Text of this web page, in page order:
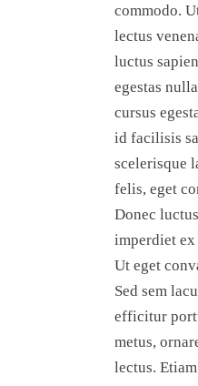
commodo.
lectus
luctus
egestas
cursus
id facilisis
scelerisque
felis, eget
Donec
imperdiet ex
Ut eget
Sed sem
efficitur
metus,
lectus.